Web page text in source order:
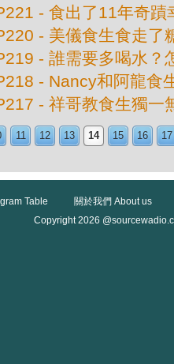
- 食出了11年奇蹟
- 美儀食生食走了
- 誰需要多喝水？
- Nancy和阿龍食
- 祥哥教食生獨一
11 12 13 14 15 16 17
Table
關於我們 About us
Copyright 2026